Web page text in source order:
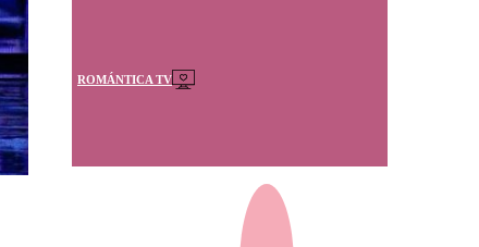
ROMÁNTICA TV